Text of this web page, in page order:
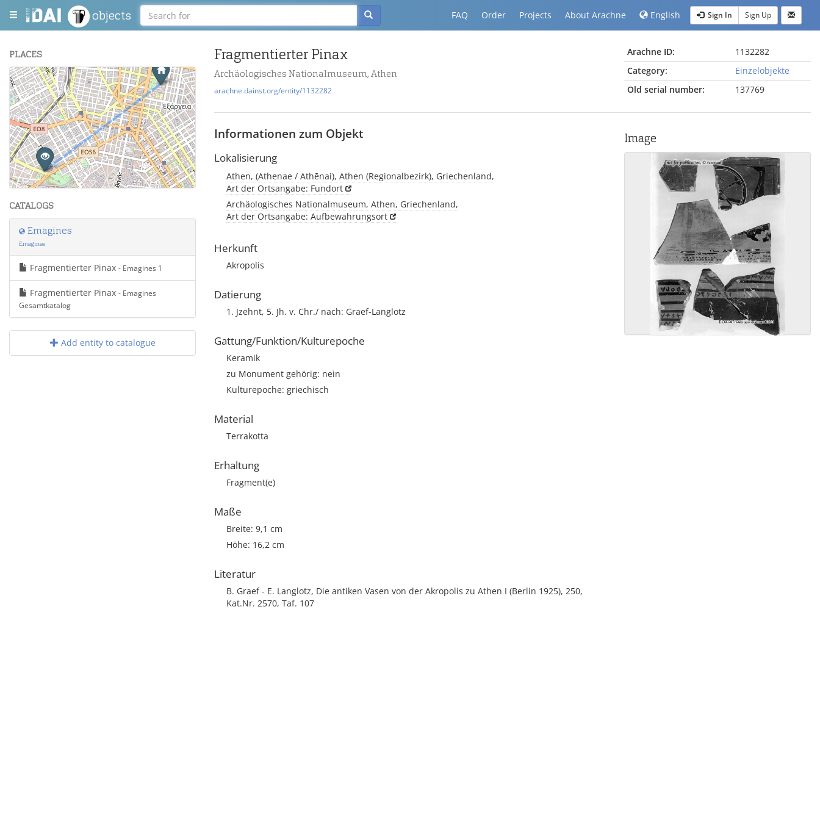
objects FAQ Order Projects About Arachne English Sign In Sign Up
PLACES
+
−
Leaflet| Maps and Data ©OpenStreetMap.
CATALOGS
Emagines
Emagines
Fragmentierter Pinax - Emagines 1
Fragmentierter Pinax - Emagines
Gesamtkatalog
Add entity to catalogue
Fragmentierter Pinax
Archäologisches Nationalmuseum, Athen
arachne.dainst.org/entity/1132282
Arachne ID:
1132282
Category:
Einzelobjekte
Old serial number:
137769
Informationen zum Objekt
Lokalisierung
Athen, (Athenae / Athēnai), Athen (Regionalbezirk), Griechenland,
Art der Ortsangabe: Fundort
Archäologisches Nationalmuseum, Athen, Griechenland,
Art der Ortsangabe: Aufbewahrungsort
Herkunft
Akropolis
Datierung
1. Jzehnt, 5. Jh. v. Chr./ nach: Graef-Langlotz
Gattung/Funktion/Kulturepoche
Keramik
zu Monument gehörig: nein
Kulturepoche: griechisch
Material
Terrakotta
Erhaltung
Fragment(e)
Maße
Breite: 9,1 cm
Höhe: 16,2 cm
Literatur
B. Graef - E. Langlotz, Die antiken Vasen von der Akropolis zu Athen I (Berlin 1925), 250,
Kat.Nr. 2570, Taf. 107
Image